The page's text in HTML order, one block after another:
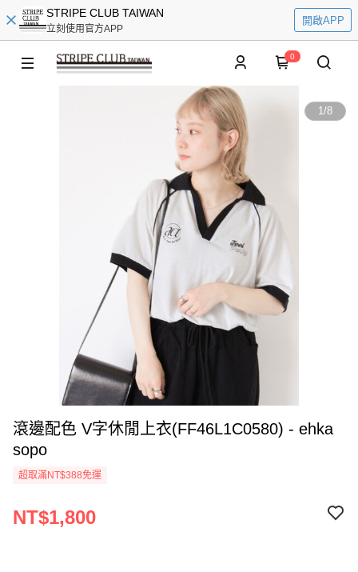
STRIPE CLUB TAIWAN
立刻使用官方APP
開啟APP
0
1/8
滾邊配色 V字休閒上衣(FF46L1C0580) - ehka
sopo
超取滿NT$388免運
NT$1,800